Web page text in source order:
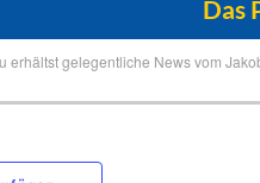
erhältst gelegentliche News vom